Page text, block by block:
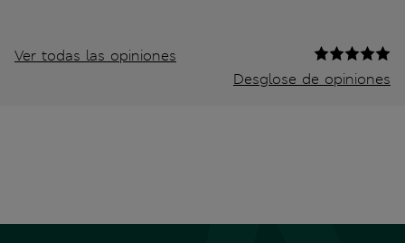
Ver todas las opiniones
Desglose de opiniones